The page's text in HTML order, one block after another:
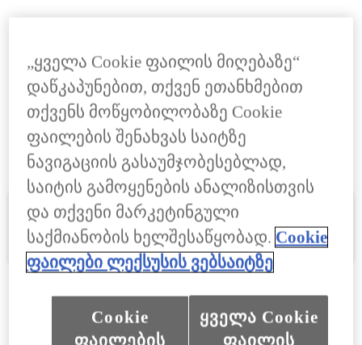
ფანჯრის ჩაწევა.
შექმენით თქვენი იდეალური NX
დააკონფიგურირეთ თქვენი NX
ᲡᲐᲞᲠᲝᲔᲥᲪᲘᲝ ᲒᲐᲛᲝᲡᲐᲮᲣᲚᲔᲑᲐ ᲡᲐᲥᲐᲠᲔ ᲛᲘᲜᲐᲖᲔ (HUD)
„ყველა Cookie ფაილის მიღებაზე“
დაწკაპუნებით, თქვენ ეთანხმებით
თქვენს მოწყობილობაზე Cookie
ფაილების შენახვას საიტზე
ნავიგაციის გასაუმჯობესებლად,
საიტის გამოყენების ანალიზისთვის
და თქვენი მარკეტინგული
საქმიანობის ხელშესაწყობად. Cookie
ფაილები ლექსუსის ვებსაიტზე
Cookie
ფაილების
ყველა Cookie
ფაილის